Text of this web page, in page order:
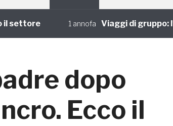
1 annofa Viaggi di gruppo:
dopo
Ecco il